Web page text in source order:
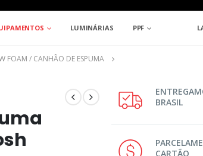
LUMINÁRIAS PPF
FOAM / CANHÃO DE ESPUMA
BRASIL
CARTÃO